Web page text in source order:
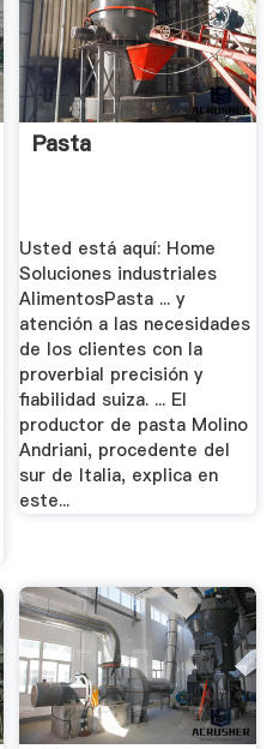
Pasta
Usted está aquí: Home
Soluciones industriales
AlimentosPasta ... y
atención a las necesidades
de los clientes con la
proverbial precisión y
fiabilidad suiza. ... El
productor de pasta Molino
Andriani, procedente del
sur de Italia, explica en
este...